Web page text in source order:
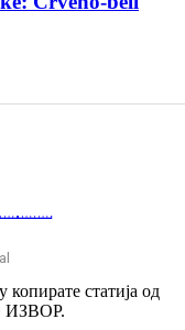
статија од
ИЗВОР.